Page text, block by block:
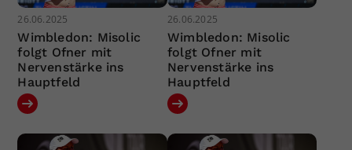
26.06.2025
Wimbledon: Misolic
folgt Ofner mit
Nervenstärke ins
Hauptfeld
26.06.2025
Wimbledon: Misolic
folgt Ofner mit
Nervenstärke ins
Hauptfeld